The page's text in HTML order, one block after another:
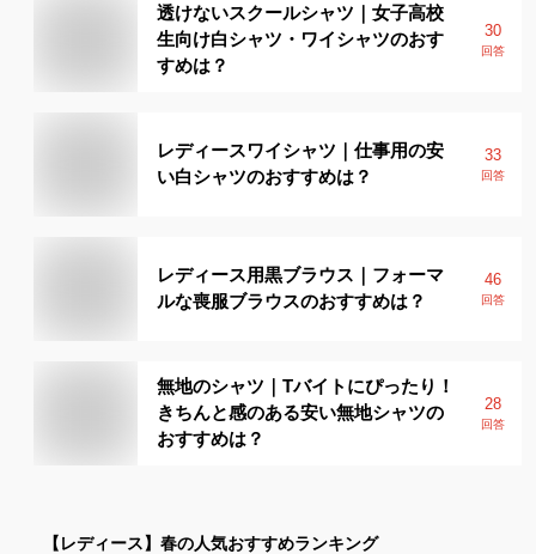
透けないスクールシャツ｜女子高校
生向け白シャツ・ワイシャツのおす
すめは？
30
回答
レディースワイシャツ｜仕事用の安
い白シャツのおすすめは？
33
回答
レディース用黒ブラウス｜フォーマ
ルな喪服ブラウスのおすすめは？
46
回答
無地のシャツ｜Tバイトにぴったり！
きちんと感のある安い無地シャツの
おすすめは？
28
回答
【レディース】 春の人気おすすめランキング